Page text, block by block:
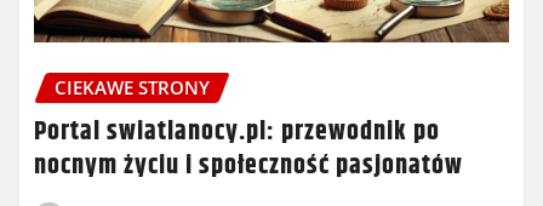
CIEKAWE STRONY
Portal swiatlanocy.pl: przewodnik po
nocnym życiu i społeczność pasjonatów